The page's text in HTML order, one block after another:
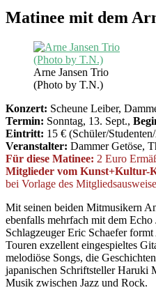
Matinee mit dem
Arne Jansen Trio
(Photo by T.N.)
Konzert: Scheune Leiber,
Termin: Sonntag, 13. Sept.,
Eintritt: 15 € (Schüler/
Veranstalter: Dammer Getöse,
Für diese Matinee: 2 Euro
Mitglieder vom Kunst+Kultur-
bei Vorlage des
Mit seinen beiden Mitmusikern
ebenfalls mehrfach mit dem Echo
Schlagzeuger Eric Schaefer
Touren exzellent eingespieltes
melodiöse Songs, die
japanischen Schriftsteller Haruki
Musik zwischen Jazz und Rock.